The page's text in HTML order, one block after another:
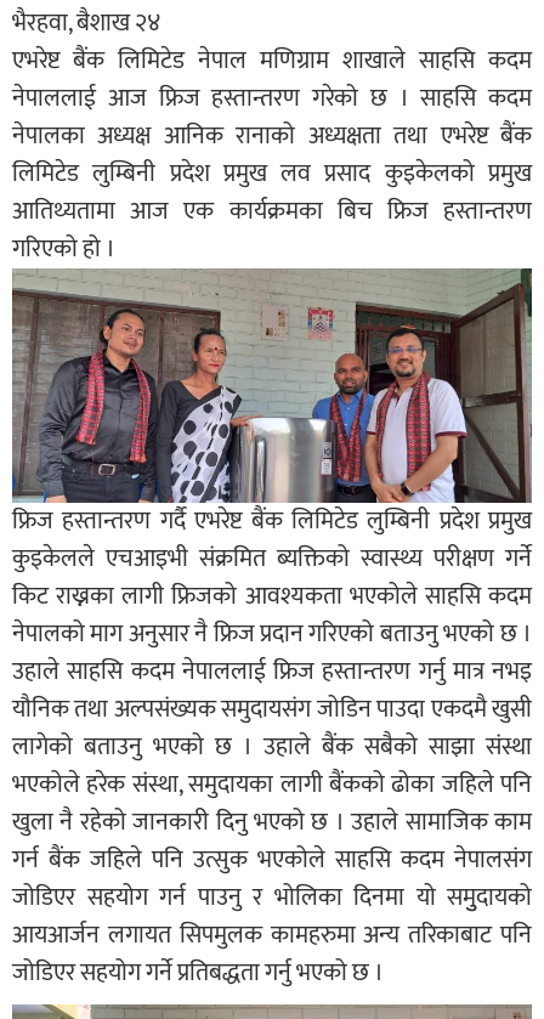
भैरहवा, बैशाख २४
एभरेष्ट बैंक लिमिटेड नेपाल मणिग्राम शाखाले साहसि कदम
नेपाललाई आज फ्रिज हस्तान्तरण गरेको छ । साहसि कदम
नेपालका अध्यक्ष आनिक रानाको अध्यक्षता तथा एभरेष्ट बैंक
लिमिटेड लुम्बिनी प्रदेश प्रमुख लव प्रसाद कुइकेलको प्रमुख
आतिथ्यतामा आज एक कार्यक्रमका बिच फ्रिज हस्तान्तरण
गरिएको हो ।
फ्रिज हस्तान्तरण गर्दै एभरेष्ट बैंक लिमिटेड लुम्बिनी प्रदेश प्रमुख
कुइकेलले एचआइभी संक्रमित ब्यक्तिको स्वास्थ्य परीक्षण गर्ने
किट राख्नका लागी फ्रिजको आवश्यकता भएकोले साहसि कदम
नेपालको माग अनुसार नै फ्रिज प्रदान गरिएको बताउनु भएको छ ।
उहाले साहसि कदम नेपाललाई फ्रिज हस्तान्तरण गर्नु मात्र नभइ
यौनिक तथा अल्पसंख्यक समुदायसंग जोडिन पाउदा एकदमै खुसी
लागेको बताउनु भएको छ । उहाले बैंक सबैको साझा संस्था
भएकोले हरेक संस्था, समुदायका लागी बैंकको ढोका जहिले पनि
खुला नै रहेको जानकारी दिनु भएको छ । उहाले सामाजिक काम
गर्न बैंक जहिले पनि उत्सुक भएकोले साहसि कदम नेपालसंग
जोडिएर सहयोग गर्न पाउनु र भोलिका दिनमा यो समुुदायको
आयआर्जन लगायत सिपमुलक कामहरुमा अन्य तरिकाबाट पनि
जोडिएर सहयोग गर्ने प्रतिबद्धता गर्नु भएको छ ।